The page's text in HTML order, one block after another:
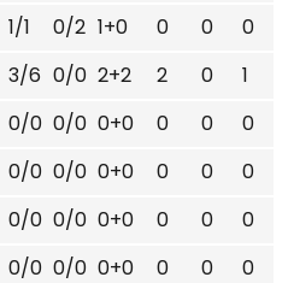
1/1 0/2 1+0 0 0 0
3/6 0/0 2+2 2 0 1
0/0 0/0 0+0 0 0 0
0/0 0/0 0+0 0 0 0
0/0 0/0 0+0 0 0 0
0/0 0/0 0+0 0 0 0